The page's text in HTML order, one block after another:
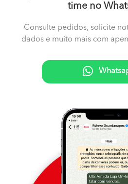
time no
Consulte pedidos, solicite
dados e muito mais com